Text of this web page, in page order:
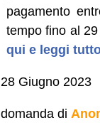
pagamento
tempo fino al
qui e leggi
28 Giugno 2023
domanda di